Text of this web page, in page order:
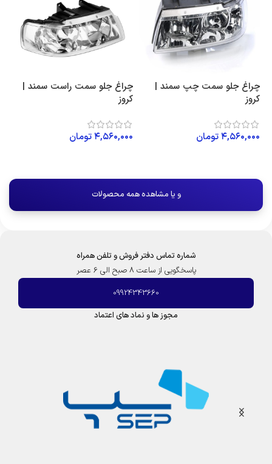
چراغ جلو سمت چپ سمند |
کروز
۴,۵۶۰,۰۰۰تومان
چراغ جلو سمت راست سمند |
کروز
۴,۵۶۰,۰۰۰تومان
و یا مشاهده همه محصولات
شماره تماس دفتر فروش و تلفن همراه
پاسخگویی از ساعت 8 صبح الی 6 عصر
09924343660
مجوز ها و نماد های اعتماد